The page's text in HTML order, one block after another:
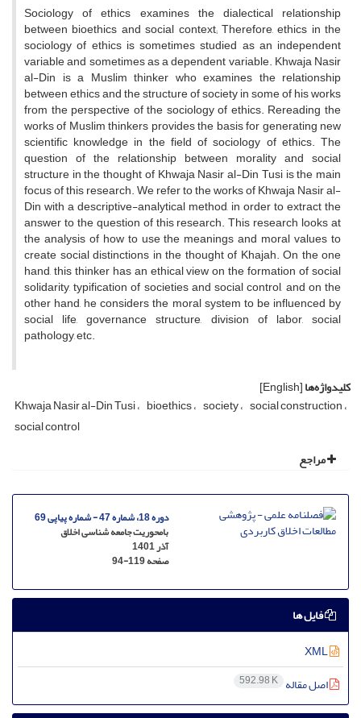
Sociology of ethics examines the dialectical relationship
between bioethics and social context; Therefore, ethics in the
sociology of ethics is sometimes studied as an independent
variable and sometimes as a dependent variable. Khwaja Nasir
al-Din is a Muslim thinker who examines the relationship
between ethics and the structure of society in some of his works
from the perspective of the sociology of ethics. Rereading the
works of Muslim thinkers provides the basis for generating new
scientific knowledge in the field of sociology of ethics. The
question of the relationship between morality and social
structure in the thought of Khwaja Nasir al-Din Tusi is the main
focus of this research. We refer to the works of Khwaja Nasir al-
Din with a descriptive-analytical method, in order to extract the
answer to the question of this research. This research looks at
the analysis of how to use the meanings and moral values to
create social distinctions in the thought of Khajah. On the one
hand, this thinker has an ethical view on the formation of social
solidarity, typification of societies and social control, and on the
other hand, he considers the moral system to be influenced by
social life, governance structure, division of labor, social
pathology, etc.
کلیدواژه‌ها[English]
Khwaja Nasir al-Din Tusi bioethics society social construction
social control
مراجع
دوره 18، شماره 47 - شماره پیاپی 69
بامحوریت جامعه شناسی اخلاق
آذر 1401
صفحه94-119
فایل ها
اصل مقاله 592.98 K